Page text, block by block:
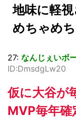
地味に軽
めちゃめ
27: なんじぇいボ
ID:DmsdgLw20
仮に大谷が
MVP毎年確